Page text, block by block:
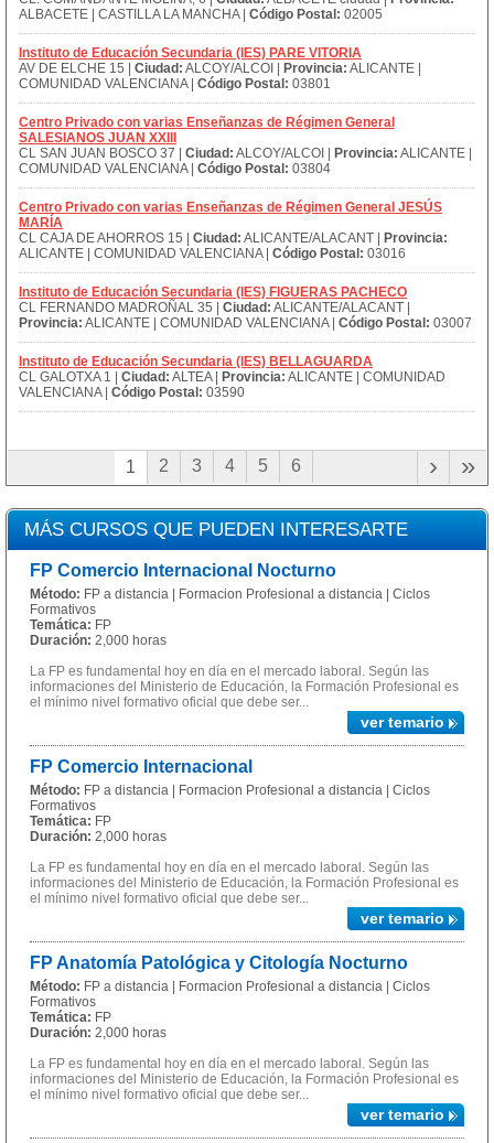
ALBACETE | CASTILLA LA MANCHA | Código Postal: 02005
Instituto de Educación Secundaria (IES) PARE VITORIA
AV DE ELCHE 15 | Ciudad: ALCOY/ALCOI | Provincia: ALICANTE |
COMUNIDAD VALENCIANA | Código Postal: 03801
Centro Privado con varias Enseñanzas de Régimen General
SALESIANOS JUAN XXIII
CL SAN JUAN BOSCO 37 | Ciudad: ALCOY/ALCOI | Provincia: ALICANTE |
COMUNIDAD VALENCIANA | Código Postal: 03804
Centro Privado con varias Enseñanzas de Régimen General JESÚS
MARÍA
CL CAJA DE AHORROS 15 | Ciudad: ALICANTE/ALACANT |
Provincia:
ALICANTE | COMUNIDAD VALENCIANA | Código Postal: 03016
Instituto de Educación Secundaria (IES) FIGUERAS PACHECO
CL FERNANDO MADROÑAL 35 | Ciudad: ALICANTE/ALACANT |
Provincia: ALICANTE | COMUNIDAD VALENCIANA | Código Postal: 03007
Instituto de Educación Secundaria (IES) BELLAGUARDA
CL GALOTXA 1 | Ciudad: ALTEA | Provincia: ALICANTE | COMUNIDAD
VALENCIANA | Código Postal: 03590
1 2 3 4 5 6 »
›
MÁS CURSOS QUE PUEDEN INTERESARTE
FP Comercio Internacional Nocturno
Método: FP a distancia | Formacion Profesional a distancia | Ciclos
Formativos
Temática: FP
Duración: 2,000 horas
La FP es fundamental hoy en día en el mercado laboral. Según las
informaciones del Ministerio de Educación, la Formación Profesional es
el mínimo nivel formativo oficial que debe ser...
ver temario
FP Comercio Internacional
Método: FP a distancia | Formacion Profesional a distancia | Ciclos
Formativos
Temática: FP
Duración: 2,000 horas
La FP es fundamental hoy en día en el mercado laboral. Según las
informaciones del Ministerio de Educación, la Formación Profesional es
el mínimo nivel formativo oficial que debe ser...
ver temario
FP Anatomía Patológica y Citología Nocturno
Método: FP a distancia | Formacion Profesional a distancia | Ciclos
Formativos
Temática: FP
Duración: 2,000 horas
La FP es fundamental hoy en día en el mercado laboral. Según las
informaciones del Ministerio de Educación, la Formación Profesional es
el mínimo nivel formativo oficial que debe ser...
ver temario